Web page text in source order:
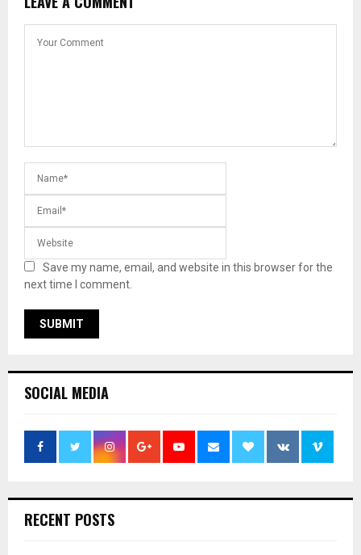
Save my name, email, and website in this browser for the
next time I comment.
SOCIAL MEDIA
RECENT POSTS